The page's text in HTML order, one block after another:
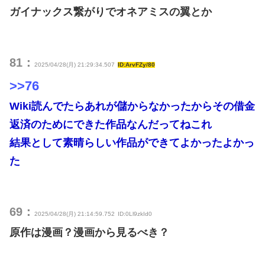
ガイナックス繋がりでオネアミスの翼とか
81： 2025/04/28(月) 21:29:34.507 ID:ArvFZy/80
>>76
Wiki読んでたらあれが儲からなかったからその借金
返済のためにできた作品なんだってねこれ
結果として素晴らしい作品ができてよかったよかっ
た
69： 2025/04/28(月) 21:14:59.752 ID:0Ll9zkId0
原作は漫画？漫画から見るべき？